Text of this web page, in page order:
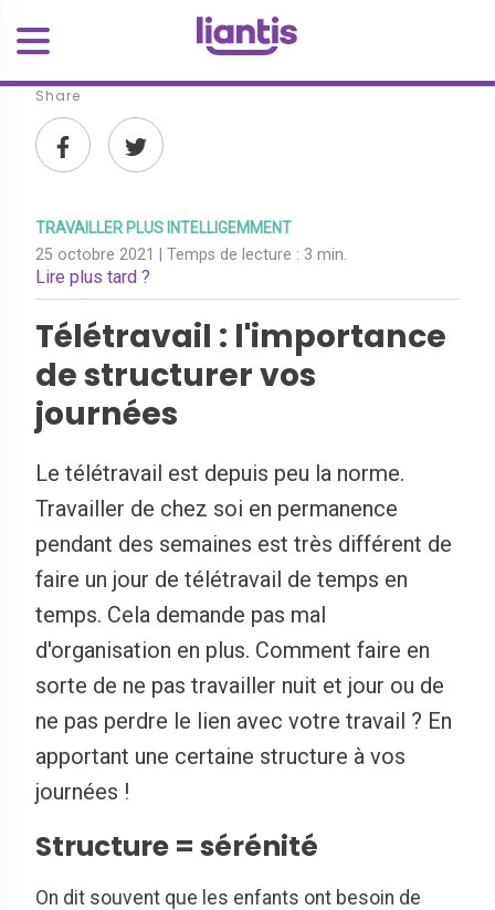
Share
TRAVAILLER PLUS INTELLIGEMMENT
25 octobre 2021 | Temps de lecture : 3 min.
Lire plus tard ?
Télétravail : l'importance
de structurer vos
journées
Le télétravail est depuis peu la norme.
Travailler de chez soi en permanence
pendant des semaines est très différent de
faire un jour de télétravail de temps en
temps. Cela demande pas mal
d'organisation en plus. Comment faire en
sorte de ne pas travailler nuit et jour ou de
ne pas perdre le lien avec votre travail ? En
apportant une certaine structure à vos
journées !
Structure = sérénité
On dit souvent que les enfants ont besoin de